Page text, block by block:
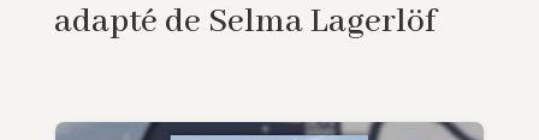
adapté de Selma Lagerlöf